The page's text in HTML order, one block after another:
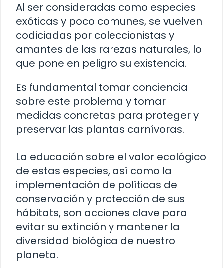
Al ser consideradas como especies
exóticas y poco comunes, se vuelven
codiciadas por coleccionistas y
amantes de las rarezas naturales, lo
que pone en peligro su existencia.
Es fundamental tomar conciencia
sobre este problema y tomar
medidas concretas para proteger y
preservar las plantas carnívoras.
La educación sobre el valor ecológico
de estas especies, así como la
implementación de políticas de
conservación y protección de sus
hábitats, son acciones clave para
evitar su extinción y mantener la
diversidad biológica de nuestro
planeta.